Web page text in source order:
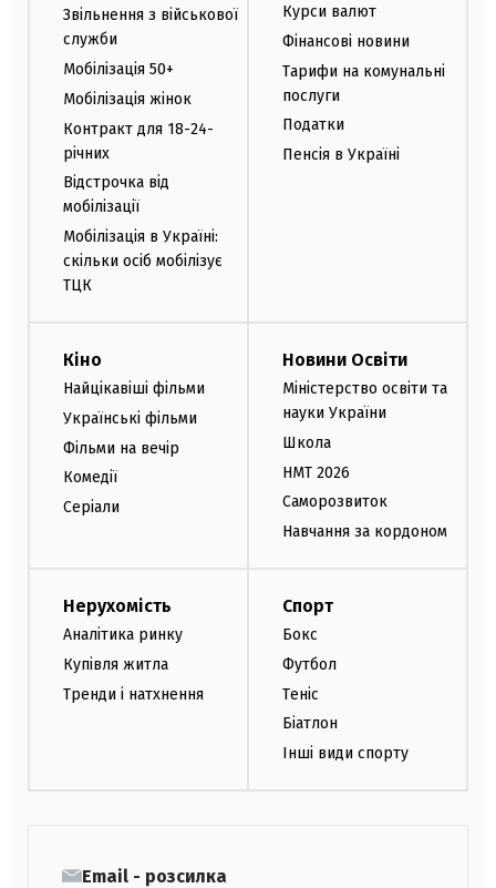
Звільнення з військової
служби
Мобілізація 50+
Мобілізація жінок
Контракт для 18-24-
річних
Відстрочка від
мобілізації
Мобілізація в Україні:
скільки осіб мобілізує
ТЦК
Курси валют
Фінансові новини
Тарифи на комунальні
послуги
Податки
Пенсія в Україні
Кіно
Найцікавіші фільми
Українські фільми
Фільми на вечір
Комедії
Серіали
Новини Освіти
Міністерство освіти та
науки України
Школа
НМТ 2026
Саморозвиток
Навчання за кордоном
Нерухомість
Аналітика ринку
Купівля житла
Тренди і натхнення
Спорт
Бокс
Футбол
Теніс
Біатлон
Інші види спорту
Email - розсилка